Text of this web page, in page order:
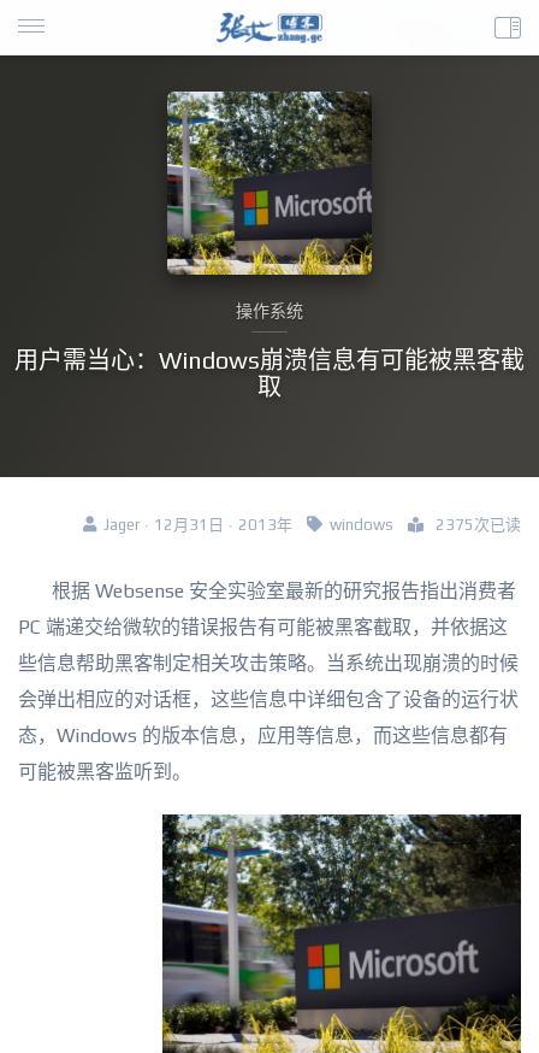
操作系统
用户需当心：Windows崩溃信息有可能被黑客截
取
Jager · 12月31日 · 2013年 windows 2375次已读
根据 Websense 安全实验室最新的研究报告指出消费者
PC 端递交给微软的错误报告有可能被黑客截取，并依据这
些信息帮助黑客制定相关攻击策略。当系统出现崩溃的时候
会弹出相应的对话框，这些信息中详细包含了设备的运行状
态，Windows 的版本信息，应用等信息，而这些信息都有
可能被黑客监听到。